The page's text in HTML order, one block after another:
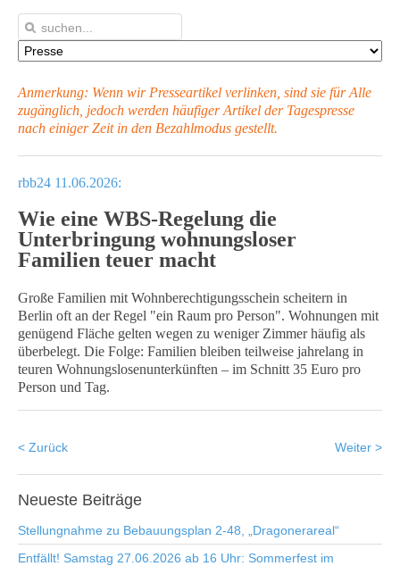
Anmerkung: Wenn wir Presseartikel verlinken, sind sie für Alle
zugänglich, jedoch werden häufiger Artikel der Tagespresse
nach einiger Zeit in den Bezahlmodus gestellt.
rbb24 11.06.2026:
Wie eine WBS-Regelung die
Unterbringung wohnungsloser
Familien teuer macht
Große Familien mit Wohnberechtigungsschein scheitern in
Berlin oft an der Regel "ein Raum pro Person". Wohnungen mit
genügend Fläche gelten wegen zu weniger Zimmer häufig als
überbelegt. Die Folge: Familien bleiben teilweise jahrelang in
teuren Wohnungslosenunterkünften – im Schnitt 35 Euro pro
Person und Tag.
< Zurück Weiter >
Neueste Beiträge
Stellungnahme zu Bebauungsplan 2-48, „Dragonerareal“
Entfällt! Samstag 27.06.2026 ab 16 Uhr: Sommerfest im